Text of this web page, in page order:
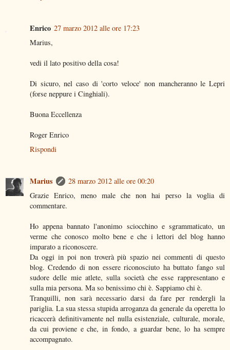
Enrico 27 marzo 2012 alle ore 17:23
Marius,
vedi il lato positivo della cosa!
Di sicuro, nel caso di 'corto veloce' non mancheranno le Lepri
(forse neppure i Cinghiali).
Buona Eccellenza
Roger Enrico
Rispondi
Marius
28 marzo 2012 alle ore 00:20
Grazie Enrico, meno male che non hai perso la voglia di
commentare.
Ho appena bannato l'anonimo sciocchino e sgrammaticato, un
verme che conosco molto bene e che i lettori del blog hanno
imparato a riconoscere.
Da oggi in poi non troverà più spazio nei commenti di questo
blog. Credendo di non essere riconosciuto ha buttato fango sul
sudore delle mie atlete, sulla società che esse rappresentano e
sulla mia persona. Ma so benissimo chi è. Sappiamo chi è.
Tranquilli, non sarà necessario darsi da fare per rendergli la
pariglia. La sua stessa stupida arroganza da generale da operetta lo
ricaccerà definitivamente nel nulla esistenziale, culturale, morale,
da cui proviene e che, in fondo, a guardar bene, lo ha sempre
accompagnato.